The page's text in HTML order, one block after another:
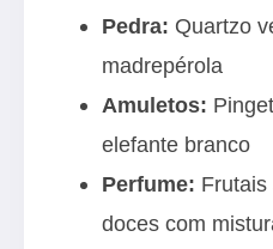
Pedra: Quartzo
madrepérola
Amuletos:
elefante branco
Perfume:
doces com